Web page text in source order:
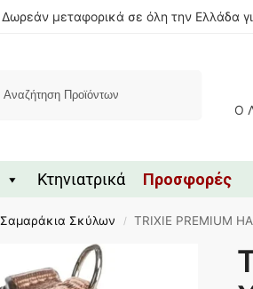
Δωρεάν μεταφορικά σε όλη την Ελλάδα
Ο
Κτηνιατρικά Προσφορές
Σαμαράκια Σκύλων / TRIXIE PREMIUM